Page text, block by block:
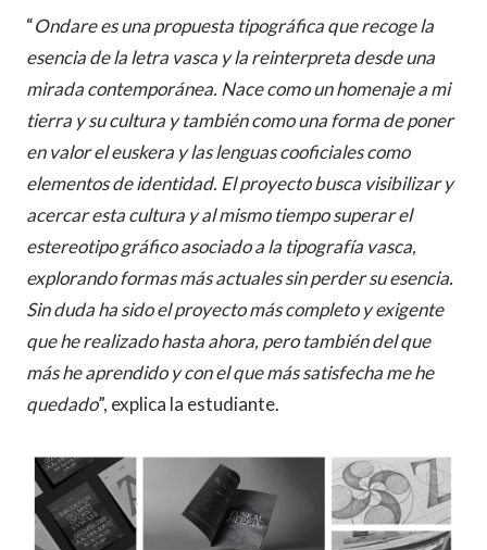
“Ondare es una propuesta tipográfica que recoge la
esencia de la letra vasca y la reinterpreta desde una
mirada contemporánea. Nace como un homenaje a mi
tierra y su cultura y también como una forma de poner
en valor el euskera y las lenguas cooficiales como
elementos de identidad. El proyecto busca visibilizar y
acercar esta cultura y al mismo tiempo superar el
estereotipo gráfico asociado a la tipografía vasca,
explorando formas más actuales sin perder su esencia.
Sin duda ha sido el proyecto más completo y exigente
que he realizado hasta ahora, pero también del que
más he aprendido y con el que más satisfecha me he
quedado”, explica la estudiante.